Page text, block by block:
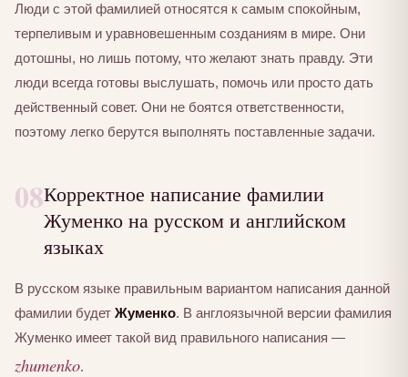
Люди с этой фамилией относятся к самым спокойным,
терпеливым и уравновешенным созданиям в мире. Они
дотошны, но лишь потому, что желают знать правду. Эти
люди всегда готовы выслушать, помочь или просто дать
действенный совет. Они не боятся ответственности,
поэтому легко берутся выполнять поставленные задачи.
08Корректное написание фамилии
Жуменко на русском и английском
языках
В русском языке правильным вариантом написания данной
фамилии будет Жуменко. В англоязычной версии фамилия
Жуменко имеет такой вид правильного написания —
zhumenko.